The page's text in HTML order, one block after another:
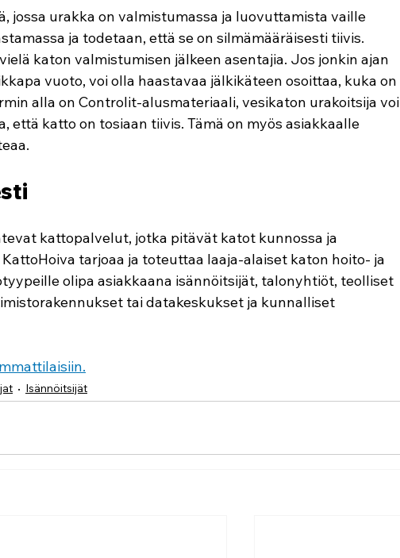
jossa urakka on valmistumassa ja luovuttamista vaille
ja todetaan, että se on silmämääräisesti tiivis.
katon valmistumisen jälkeen asentajia. Jos jonkin ajan
vuoto, voi olla haastavaa jälkikäteen osoittaa, kuka on
alla on Controlit-alusmateriaali, vesikaton urakoitsija voi
että katto on tosiaan tiivis. Tämä on myös asiakkaalle
kattopalvelut, jotka pitävät katot kunnossa ja
tarjoaa ja toteuttaa laaja-alaiset katon hoito- ja
olipa asiakkaana isännöitsijät, talonyhtiöt, teolliset
tai datakeskukset ja kunnalliset
Isännöitsijät